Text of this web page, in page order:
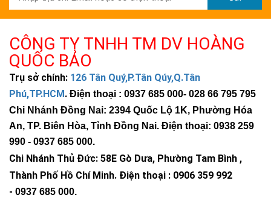
CÔNG TY TNHH TM DV HOÀNG
QUỐC BẢO
Trụ sở chính: 126 Tân Quý,P.Tân Qúy,Q.Tân
Phú,TP.HCM. Điện thoại : 0937 685 000- 028 66 795 795
Chi Nhánh Đồng Nai: 2394 Quốc Lộ 1K, Phường Hóa
An, TP. Biên Hòa, Tỉnh Đồng Nai. Điện thoại: 0938 259
990 - 0937 685 000.
Chi Nhánh Thủ Đức: 58E Gò Dưa, Phường Tam Bình ,
Thành Phố Hồ Chí Minh. Điện thoại : 0906 359 992
- 0937 685 000.